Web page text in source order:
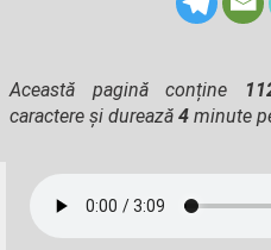
Această pagină conține
caractere și durează 4 minute